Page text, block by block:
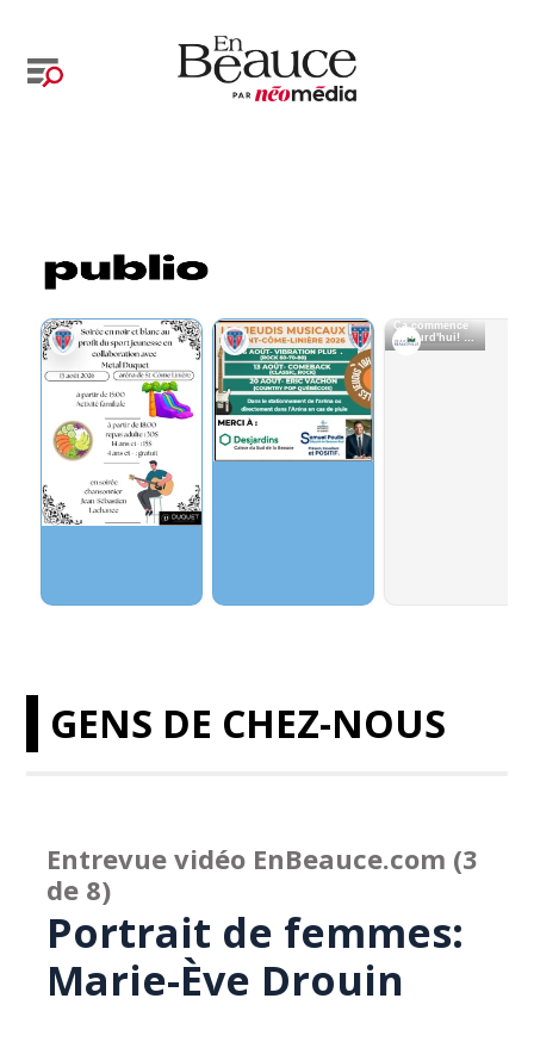
GENS DE CHEZ-NOUS
Entrevue vidéo EnBeauce.com (3
de 8)
Portrait de femmes:
Marie-Ève Drouin